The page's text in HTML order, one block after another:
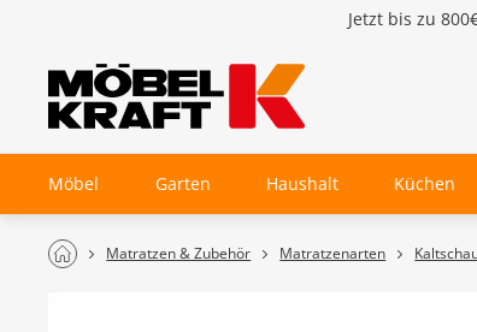
Jetzt bis zu
Möbel Garten Haushalt Küchen
Matratzen & Zubehör Matratzenarten